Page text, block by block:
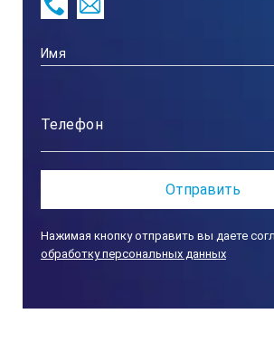
Нажимая кнопку отправить вы даете
обработку персональных данных